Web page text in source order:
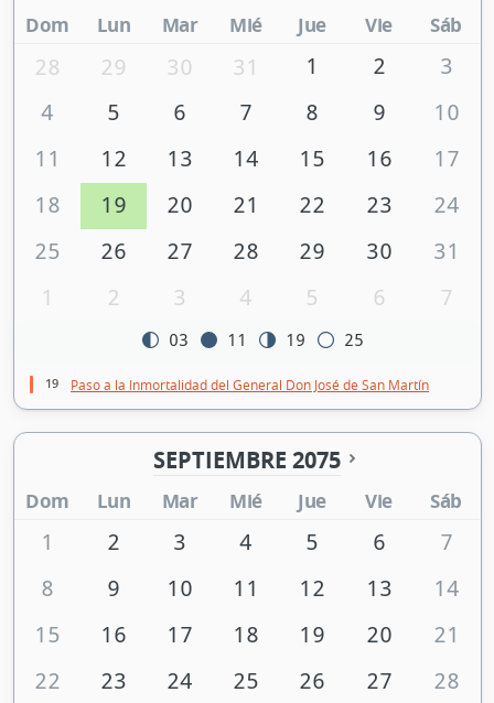
Dom Lun Mar Mié Jue Vie Sáb
28 29 30 31 1 2
3
4
5 6 7 8 9
10
11
12 13 14 15 16
17
18
19 20 21 22 23
24
25
26 27 28 29 30
31
1
2 3 4 5 6 7
03 11 19 25
19 Paso a la Inmortalidad del General Don José de San Martín
SEPTIEMBRE 2075
Dom Lun Mar Mié Jue Vie Sáb
1 2 3 4 5 6
7
8
9 10 11 12 13
14
15
16 17 18 19 20
21
22
23 24 25 26 27
28